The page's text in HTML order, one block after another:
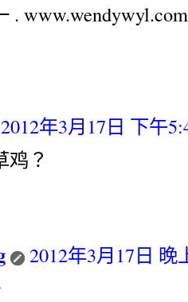
. www.wendywyl.com
2012年3月17日 下午
鸡？
2012年3月17日 晚